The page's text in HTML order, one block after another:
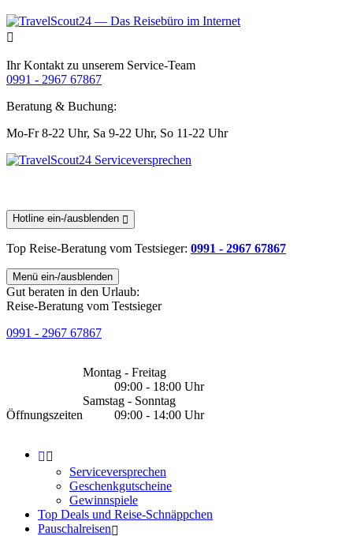
Ihr Kontakt zu unserem Service-Team
0991 - 2967 67867
Beratung & Buchung:
Mo-Fr 8-22 Uhr, Sa 9-22 Uhr, So 11-22 Uhr
Hotline ein-/ausblenden
Top Reise-Beratung vom Testsieger: 0991 - 2967 67867
Menü ein-/ausblenden
Gut beraten in den Urlaub:
Reise-Beratung vom Testsieger
0991 - 2967 67867
Öffnungszeiten
Montag - Freitag
09:00 - 18:00 Uhr
Samstag - Sonntag
09:00 - 14:00 Uhr
Serviceversprechen
Geschenkgutscheine
Gewinnspiele
Top Deals und Reise-Schnäppchen
Pauschalreisen